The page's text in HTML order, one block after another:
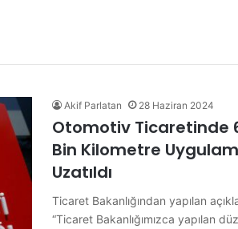
Akif Parlatan 28 Haziran 2024
Otomotiv Ticaretinde
Bin Kilometre
Uzatıldı
Ticaret Bakanlığından yapılan
“Ticaret Bakanlığımızca yapılan